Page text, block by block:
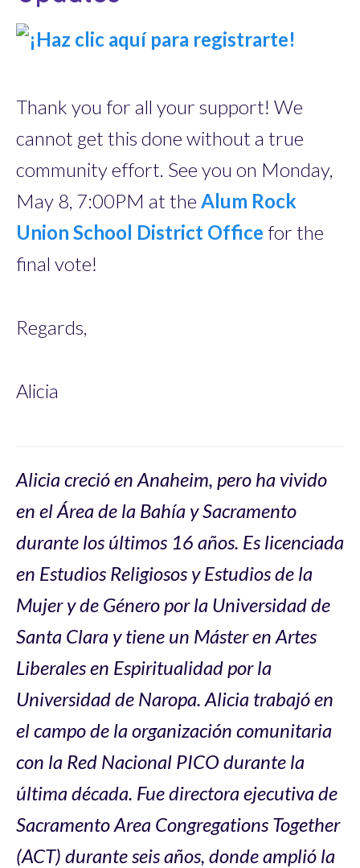
Thank you for all your support! We
cannot get this done without a true
community effort. See you on Monday,
May 8, 7:00PM at the Alum Rock
Union School District Office for the
final vote!
Regards,
Alicia
Alicia creció en Anaheim, pero ha vivido
en el Área de la Bahía y Sacramento
durante los últimos 16 años. Es licenciada
en Estudios Religiosos y Estudios de la
Mujer y de Género por la Universidad de
Santa Clara y tiene un Máster en Artes
Liberales en Espiritualidad por la
Universidad de Naropa. Alicia trabajó en
el campo de la organización comunitaria
con la Red Nacional PICO durante la
última década. Fue directora ejecutiva de
Sacramento Area Congregations Together
(ACT) durante seis años, donde amplió la